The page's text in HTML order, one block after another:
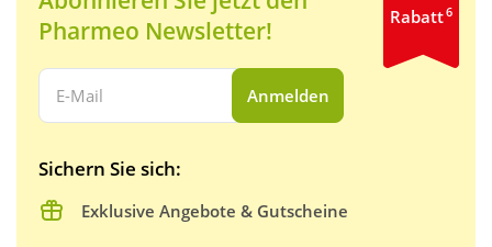
Pharmeo Newsletter!
Ihre E-Mail Adresse:
Anmelden
Sichern Sie sich:
Exklusive Angebote & Gutscheine
Rabatt6